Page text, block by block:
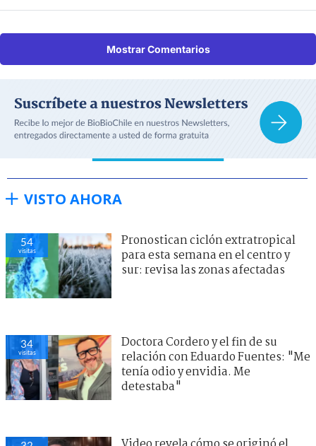
Mostrar Comentarios
VISTO AHORA
54
visitas
Pronostican ciclón extratropical
para esta semana en el centro y
sur: revisa las zonas afectadas
34
visitas
Doctora Cordero y el fin de su
relación con Eduardo Fuentes: "Me
tenía odio y envidia. Me
detestaba"